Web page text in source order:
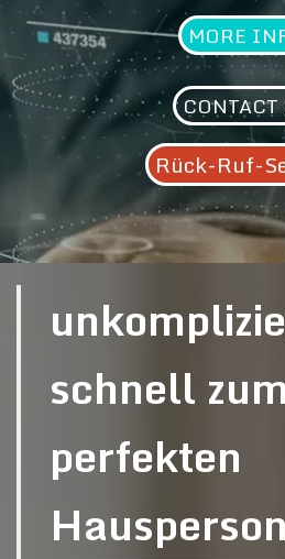
MORE
CONTACT
Rück-Ruf-
schnell zum
perfekten